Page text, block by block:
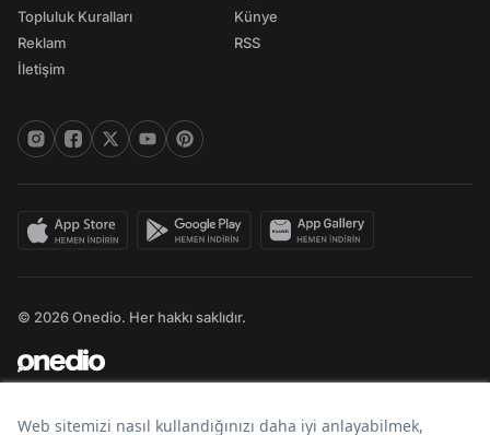
Topluluk Kuralları
Reklam
İletişim
Künye
RSS
© 2026 Onedio. Her hakkı saklıdır.